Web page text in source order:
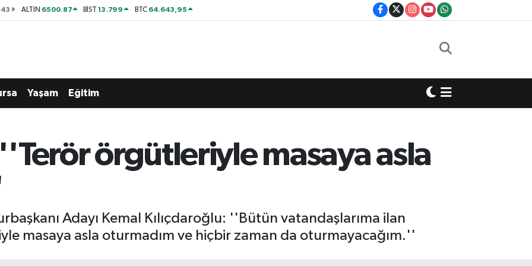
ALTIN 6500.87 BİST13.799 BTC 64.643,95
Yaşam Eğitim
''Terör örgütleriyle masaya asla
Adayı Kemal Kılıçdaroğlu: ''Bütün vatandaşlarıma ilan
masaya asla oturmadım ve hiçbir zaman da oturmayacağım.''